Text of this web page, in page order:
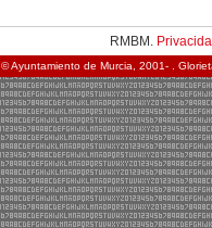
RMBM.
© Ayuntamiento de Murcia, 2001- .